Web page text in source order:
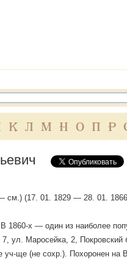
К Л М Н О П Р
(17. 01. 1829 — 28. 01.
1860-х — один из наиболее
ул. Маросейка, 2,
ще (не сохр.). Похоронен на